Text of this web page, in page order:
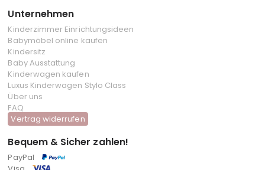
Unternehmen
Kinderzimmer Einrichtungsideen
Babymöbel online kaufen
Kindersitz
Baby Ausstattung
Kinderwagen kaufen
Luxus Kinderwagen Stylo Class
Über uns
FAQ
Vertrag widerrufen
Bequem & Sicher zahlen!
PayPal